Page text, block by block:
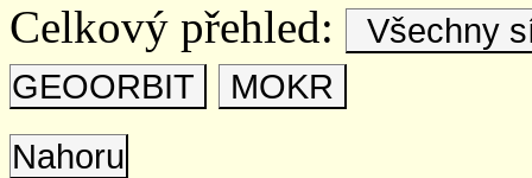
Celkový přehled:
Všechny
GEOORBIT
MOKR
Nahoru